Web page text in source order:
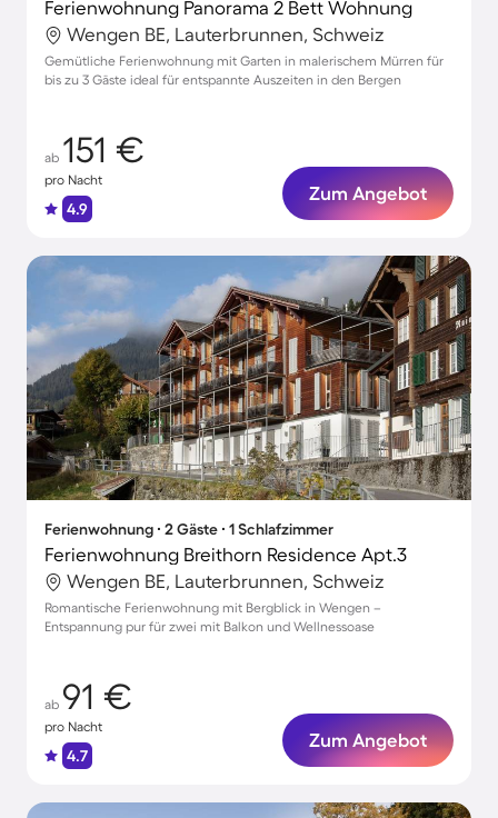
Ferienwohnung Panorama 2 Bett Wohnung
Wengen BE, Lauterbrunnen, Schweiz
Gemütliche Ferienwohnung mit Garten in malerischem Mürren für
bis zu 3 Gäste ideal für entspannte Auszeiten in den Bergen
ab 151 €
pro Nacht
4.9
Zum Angebot
Ferienwohnung ∙ 2 Gäste ∙ 1 Schlafzimmer
Ferienwohnung Breithorn Residence Apt.3
Wengen BE, Lauterbrunnen, Schweiz
Romantische Ferienwohnung mit Bergblick in Wengen –
Entspannung pur für zwei mit Balkon und Wellnessoase
ab 91 €
pro Nacht
4.7
Zum Angebot